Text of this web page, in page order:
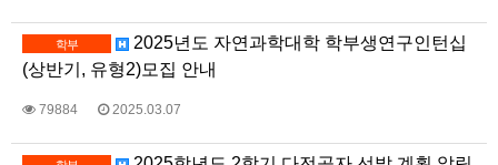
학부
2025년도 자연과학대학 학부생연구인턴십
(상반기, 유형2)모집 안내
79884 2025.03.07